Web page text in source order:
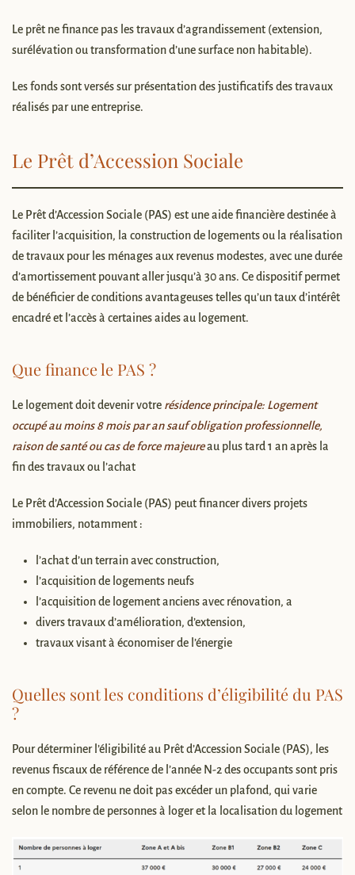
Le prêt ne finance pas les travaux d’agrandissement (extension,
surélévation ou transformation d’une surface non habitable).
Les fonds sont versés sur présentation des justificatifs des travaux
réalisés par une entreprise.
Le Prêt d’Accession Sociale
Le Prêt d’Accession Sociale (PAS) est une aide financière destinée à
faciliter l’acquisition, la construction de logements ou la réalisation
de travaux pour les ménages aux revenus modestes, avec une durée
d’amortissement pouvant aller jusqu’à 30 ans. Ce dispositif permet
de bénéficier de conditions avantageuses telles qu’un taux d’intérêt
encadré et l’accès à certaines aides au logement.
Que finance le PAS ?
Le logement doit devenir votre résidence principale: Logement
occupé au moins 8 mois par an sauf obligation professionnelle,
raison de santé ou cas de force majeureau plus tard 1 an après la
fin des travaux ou l’achat
Le Prêt d’Accession Sociale (PAS) peut financer divers projets
immobiliers, notamment :
l’achat d’un terrain avec construction,
l’acquisition de logements neufs
l’acquisition de logement anciens avec rénovation, a
divers travaux d’amélioration, d’extension,
travaux visant à économiser de l’énergie
Quelles sont les conditions d’éligibilité du PAS
?
Pour déterminer l’éligibilité au Prêt d’Accession Sociale (PAS), les
revenus fiscaux de référence de l’année N-2 des occupants sont pris
en compte. Ce revenu ne doit pas excéder un plafond, qui varie
selon le nombre de personnes à loger et la localisation du logement